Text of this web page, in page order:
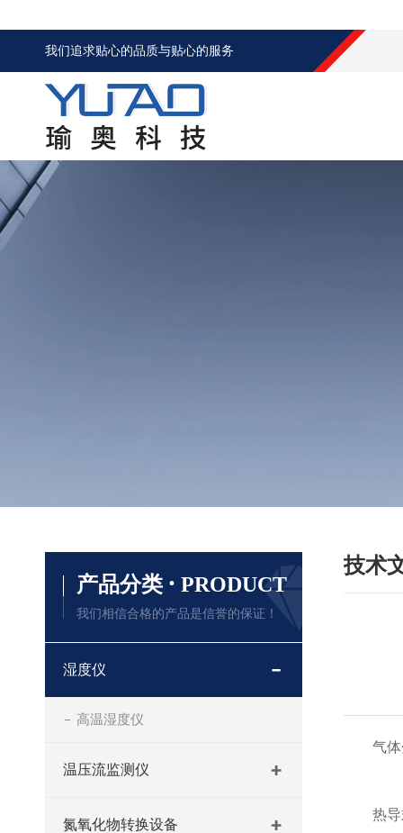
我们追求贴心的品质与贴心的服务
产品分类 · PRODUCT
我们相信合格的产品是信誉的保证！
湿度仪
高温湿度仪
温压流监测仪
氮氧化物转换设备
技术
气体分
热导